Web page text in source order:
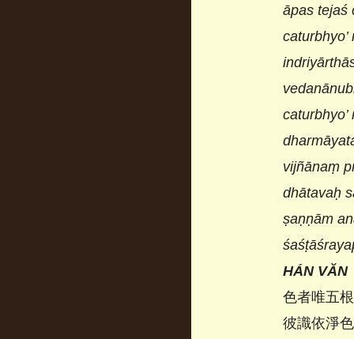
āpas tejaś
vijñānaṃ
dhātavaḥ
ṣaṇṇām
HÁN VĂN
色者唯五
彼識依淨